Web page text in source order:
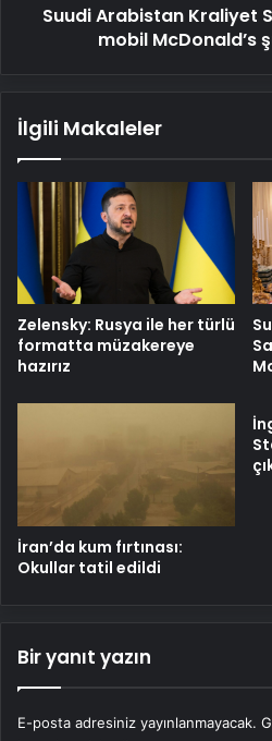
kuruldu
Suudi Arabistan Kraliyet
mobil McDonald’s
İlgili Makaleler
Zelensky: Rusya ile her türlü
formatta müzakereye
hazırız
İran’da kum fırtınası:
Okullar tatil edildi
Bir yanıt yazın
E-posta adresiniz yayınlanmayacak.